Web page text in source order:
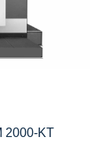
2000-KT